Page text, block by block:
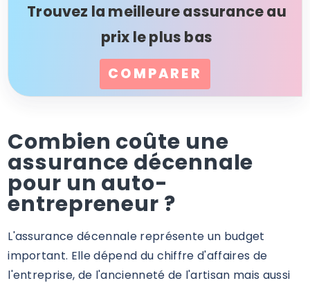
Trouvez la meilleure assurance au
prix le plus bas
COMPARER
Combien coûte une
assurance décennale
pour un auto-
entrepreneur ?
L'assurance décennale représente un budget
important. Elle dépend du chiffre d'affaires de
l'entreprise, de l'ancienneté de l'artisan mais aussi